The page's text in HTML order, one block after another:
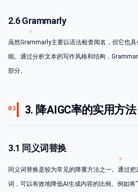
2.6 Grammarly
虽然Grammarly主要以语法检查闻名，但它也
能。通过分析文本的写作风格和结构，
部分。
03 3. 降AIGC率的实用方法
3.1 同义词替换
同义词替换是较为常见的降重方法之一。通过
词，可以有效地降低AI生成内容的比例。例如将“